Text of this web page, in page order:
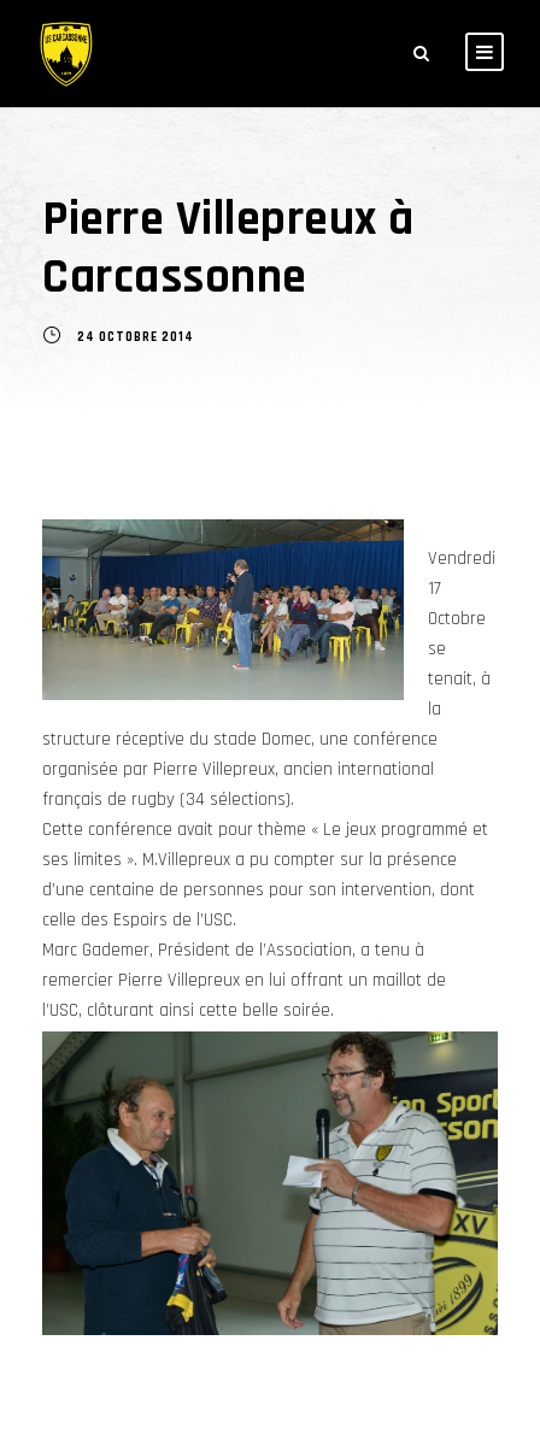
Pierre Villepreux à
Carcassonne
24 OCTOBRE 2014
Vendredi
17
Octobre
se
tenait, à
la
structure réceptive du stade Domec, une conférence
organisée par Pierre Villepreux, ancien international
français de rugby (34 sélections).
Cette conférence avait pour thème « Le jeux programmé et
ses limites ». M.Villepreux a pu compter sur la présence
d’une centaine de personnes pour son intervention, dont
celle des Espoirs de l’USC.
Marc Gademer, Président de l’Association, a tenu à
remercier Pierre Villepreux en lui offrant un maillot de
l’USC, clôturant ainsi cette belle soirée.